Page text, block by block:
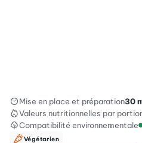
Mise en place et préparation30
Valeurs nutritionnelles par
Compatibilité environnementale
Végétarien